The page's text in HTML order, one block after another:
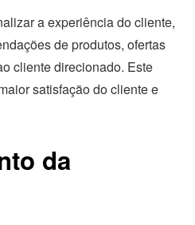
a experiência do cliente,
de produtos, ofertas
cliente direcionado. Este
satisfação do cliente e
da